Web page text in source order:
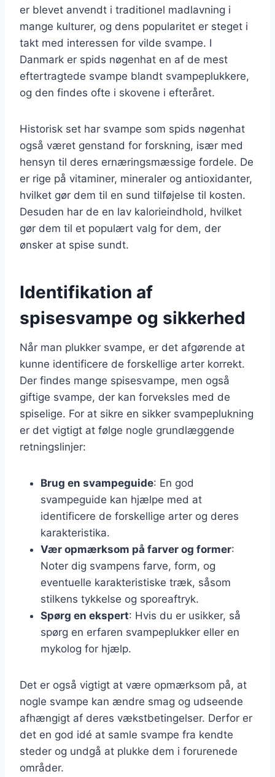
er blevet anvendt i traditionel madlavning i
mange kulturer, og dens popularitet er steget i
takt med interessen for vilde svampe. I
Danmark er spids nøgenhat en af de mest
eftertragtede svampe blandt svampeplukkere,
og den findes ofte i skovene i efteråret.
Historisk set har svampe som spids nøgenhat
også været genstand for forskning, især med
hensyn til deres ernæringsmæssige fordele. De
er rige på vitaminer, mineraler og antioxidanter,
hvilket gør dem til en sund tilføjelse til kosten.
Desuden har de en lav kalorieindhold, hvilket
gør dem til et populært valg for dem, der
ønsker at spise sundt.
Identifikation af
spisesvampe og sikkerhed
Når man plukker svampe, er det afgørende at
kunne identificere de forskellige arter korrekt.
Der findes mange spisesvampe, men også
giftige svampe, der kan forveksles med de
spiselige. For at sikre en sikker svampeplukning
er det vigtigt at følge nogle grundlæggende
retningslinjer:
Brug en svampeguide: En god
svampeguide kan hjælpe med at
identificere de forskellige arter og deres
karakteristika.
Vær opmærksom på farver og former:
Noter dig svampens farve, form, og
eventuelle karakteristiske træk, såsom
stilkens tykkelse og sporeaftryk.
Spørg en ekspert: Hvis du er usikker, så
spørg en erfaren svampeplukker eller en
mykolog for hjælp.
Det er også vigtigt at være opmærksom på, at
nogle svampe kan ændre smag og udseende
afhængigt af deres vækstbetingelser. Derfor er
det en god idé at samle svampe fra kendte
steder og undgå at plukke dem i forurenede
områder.